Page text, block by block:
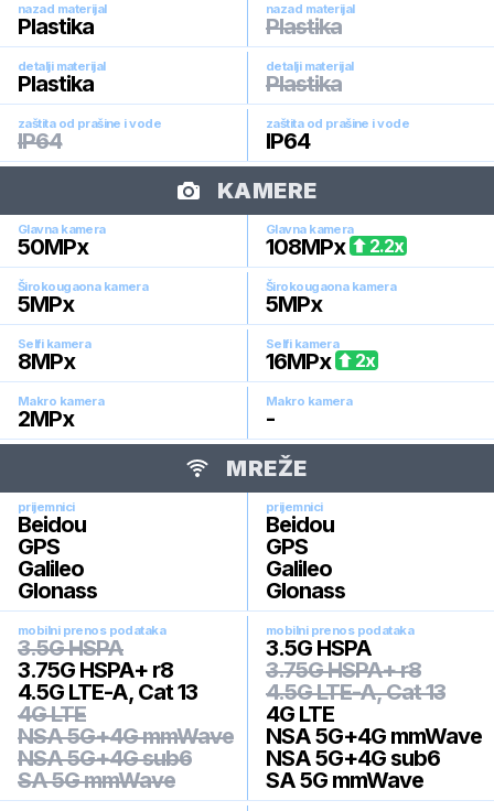
nazad materijal
Plastika
nazad materijal
Plastika
detalji materijal
Plastika
detalji materijal
Plastika
zaštita od prašine i vode
IP64
zaštita od prašine i vode
IP64
KAMERE
Glavna kamera
50MPx
Glavna kamera
108MPx 2.2x
Širokougaona kamera
5MPx
Širokougaona kamera
5MPx
Selfi kamera
8MPx
Selfi kamera
16MPx 2x
Makro kamera
2MPx
Makro kamera
-
MREŽE
prijemnici
Beidou
GPS
Galileo
Glonass
prijemnici
Beidou
GPS
Galileo
Glonass
mobilni prenos podataka
3.5G HSPA
3.75G HSPA+ r8
4.5G LTE-A, Cat 13
4G LTE
NSA 5G+4G mmWave
NSA 5G+4G sub6
SA 5G mmWave
mobilni prenos podataka
3.5G HSPA
3.75G HSPA+ r8
4.5G LTE-A, Cat 13
4G LTE
NSA 5G+4G mmWave
NSA 5G+4G sub6
SA 5G mmWave